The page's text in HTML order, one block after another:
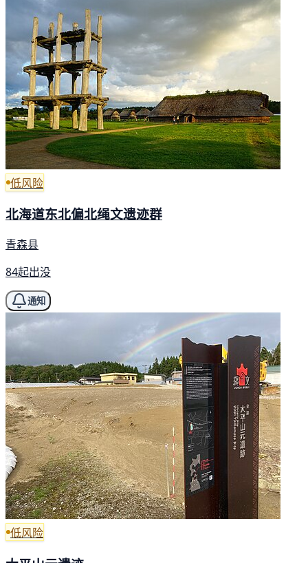
低风险
北海道东北偏北绳文遗迹群
青森县
84起出没
通知
低风险